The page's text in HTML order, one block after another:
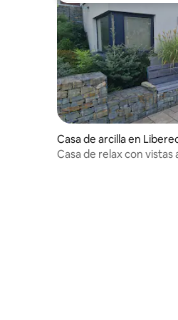
Casa de arcilla en
Casa de relax con vistas